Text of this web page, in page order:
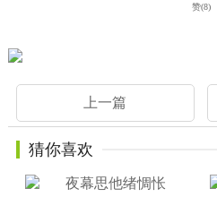
赞(8)
上一篇
猜你喜欢